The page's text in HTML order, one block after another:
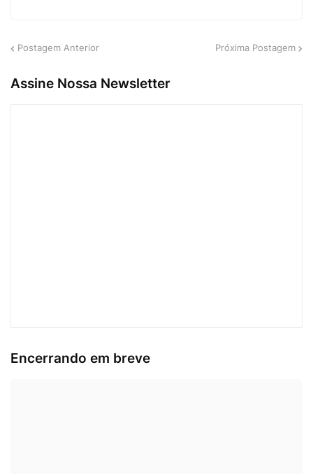
Postagem Anterior Próxima Postagem
Assine Nossa Newsletter
Encerrando em breve